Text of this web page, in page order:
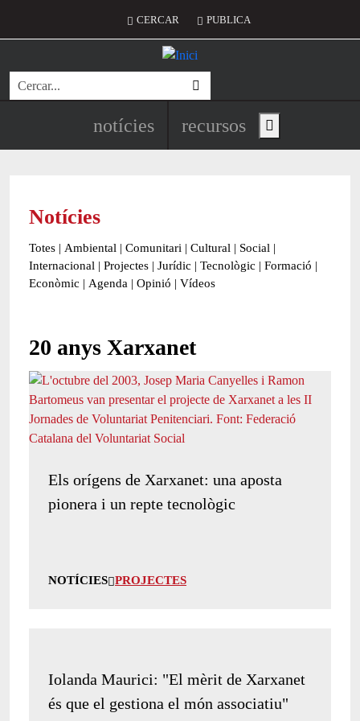
Menú del compte d'usuari
CERCAR PUBLICA
Cerca
Navegació principal de
notícies recursos Show main menu
Notícies
Totes | Ambiental | Comunitari | Cultural | Social |
Internacional | Projectes | Jurídic | Tecnològic | Formació |
Econòmic | Agenda | Opinió | Vídeos
20 anys Xarxanet
Els orígens de Xarxanet: una aposta
pionera i un repte tecnològic
NOTÍCIES PROJECTES
Iolanda Maurici: "El mèrit de Xarxanet
és que el gestiona el món associatiu"